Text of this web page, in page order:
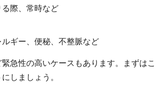
際、常時など
ギー、便秘、不整脈など
急性の高いケースもあります。まずはこ
しましょう。